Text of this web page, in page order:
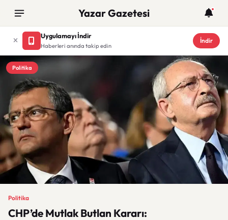
Yazar Gazetesi
Uygulamayı İndir
Haberleri anında takip edin
İndir
Politika
Politika
CHP’de Mutlak Butlan Kararı: